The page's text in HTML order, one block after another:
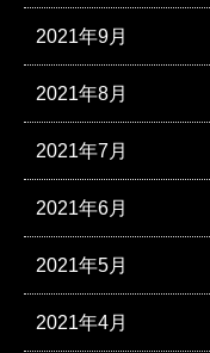
2021年9月
2021年8月
2021年7月
2021年6月
2021年5月
2021年4月